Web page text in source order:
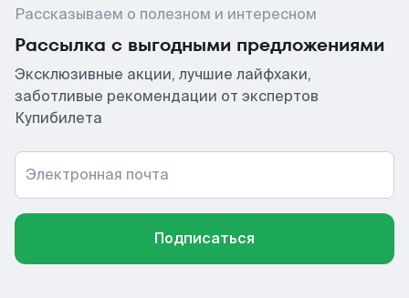
Рассказываем о полезном и интересном
Рассылка с выгодными предложениями
Эксклюзивные акции, лучшие лайфхаки,
заботливые рекомендации от экспертов
Купибилета
Электронная почта
Подписаться